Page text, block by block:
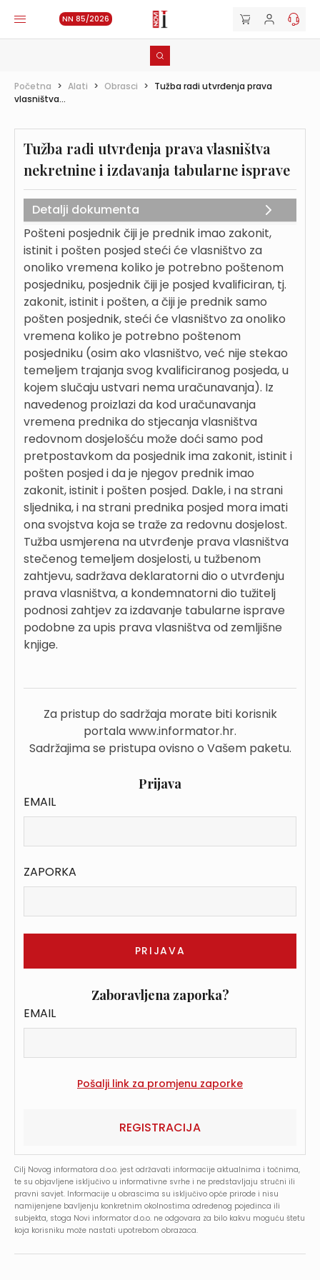
NN 85/2026
Početna > Alati > Obrasci > Tužba radi utvrđenja prava
vlasništva...
Tužba radi utvrđenja prava vlasništva
nekretnine i izdavanja tabularne isprave
Detalji dokumenta
Pošteni posjednik čiji je prednik imao zakonit,
istinit i pošten posjed steći će vlasništvo za
onoliko vremena koliko je potrebno poštenom
posjedniku, posjednik čiji je posjed kvalificiran, tj.
zakonit, istinit i pošten, a čiji je prednik samo
pošten posjednik, steći će vlasništvo za onoliko
vremena koliko je potrebno poštenom
posjedniku (osim ako vlasništvo, već nije stekao
temeljem trajanja svog kvalificiranog posjeda, u
kojem slučaju ustvari nema uračunavanja). Iz
navedenog proizlazi da kod uračunavanja
vremena prednika do stjecanja vlasništva
redovnom dosjelošću može doći samo pod
pretpostavkom da posjednik ima zakonit, istinit i
pošten posjed i da je njegov prednik imao
zakonit, istinit i pošten posjed. Dakle, i na strani
sljednika, i na strani prednika posjed mora imati
ona svojstva koja se traže za redovnu dosjelost.
Tužba usmjerena na utvrđenje prava vlasništva
stečenog temeljem dosjelosti, u tužbenom
zahtjevu, sadržava deklaratorni dio o utvrđenju
prava vlasništva, a kondemnatorni dio tužitelj
podnosi zahtjev za izdavanje tabularne isprave
podobne za upis prava vlasništva od zemljišne
knjige.
Za pristup do sadržaja morate biti korisnik
portala www.informator.hr.
Sadržajima se pristupa ovisno o Vašem paketu.
Prijava
EMAIL
ZAPORKA
Zaboravljena zaporka?
EMAIL
REGISTRACIJA
Cilj Novog informatora d.o.o. jest održavati informacije aktualnima i točnima,
te su objavljene isključivo u informativne svrhe i ne predstavljaju stručni ili
pravni savjet. Informacije u obrascima su isključivo opće prirode i nisu
namijenjene bavljenju konkretnim okolnostima određenog pojedinca ili
subjekta, stoga Novi informator d.o.o. ne odgovara za bilo kakvu moguću štetu
koja korisniku može nastati upotrebom obrazaca.